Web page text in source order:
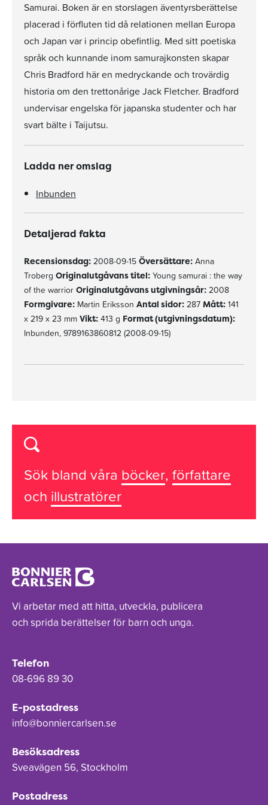
Samurai. Boken är en storslagen äventyrsberättelse
placerad i förfluten tid då relationen mellan Europa
och Japan var i princip obefintlig. Med sitt poetiska
språk och kunnande inom samurajkonsten skapar
Chris Bradford här en medryckande och trovärdig
historia om den trettonårige Jack Fletcher. Bradford
undervisar engelska för japanska studenter och har
svart bälte i Taijutsu.
Ladda ner omslag
Inbunden
Detaljerad fakta
Recensionsdag: 2008-09-15 Översättare: Anna
Troberg Originalutgåvans titel: Young samurai : the way
of the warrior Originalutgåvans utgivningsår: 2008
Formgivare: Martin Eriksson Antal sidor: 287 Mått: 141
x 219 x 23 mm Vikt: 413 g Format (utgivningsdatum):
Inbunden, 9789163860812 (2008-09-15)
Sök bland våra böcker, författare
och illustratörer
Vi arbetar med att hitta, utveckla, publicera
och sprida berättelser för barn och unga.
Telefon
08-696 89 30
E-postadress
info@bonniercarlsen.se
Besöksadress
Sveavägen 56, Stockholm
Postadress